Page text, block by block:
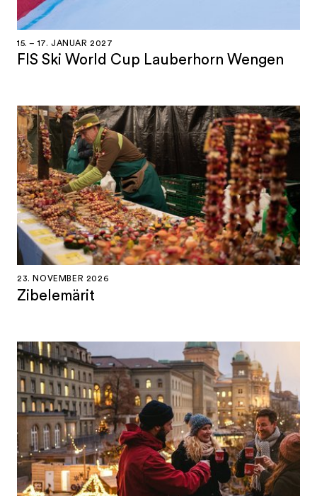
15. – 17. JANUAR 2027
FIS Ski World Cup Lauberhorn Wengen
23. NOVEMBER 2026
Zibelemärit